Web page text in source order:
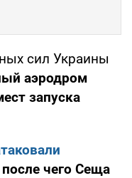
сил Украины
аэродром
запуска
после чего Сеща